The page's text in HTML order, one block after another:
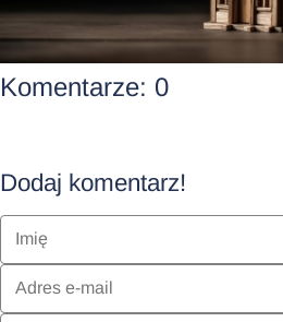
Komentarze: 0
Dodaj komentarz!